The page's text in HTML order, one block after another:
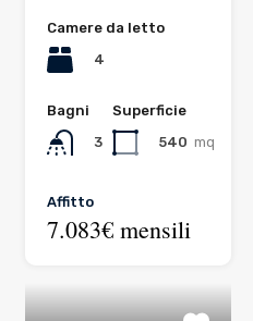
Camere da letto
4
Bagni
3
Superficie
540 mq
Affitto
7.083€ mensili